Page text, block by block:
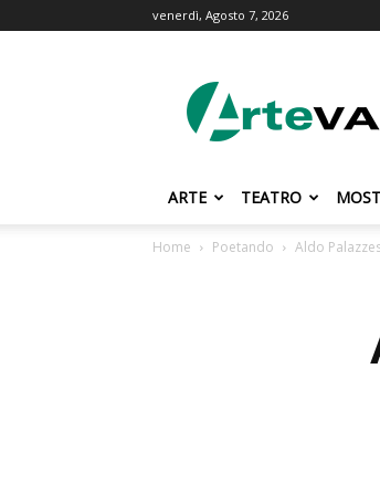
venerdì, Agosto 7, 2026
ARTE TEATRO
Home Poetando Aldo